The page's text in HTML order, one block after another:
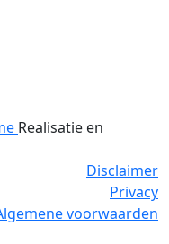
Realisatie en
Disclaimer
Privacy
voorwaarden